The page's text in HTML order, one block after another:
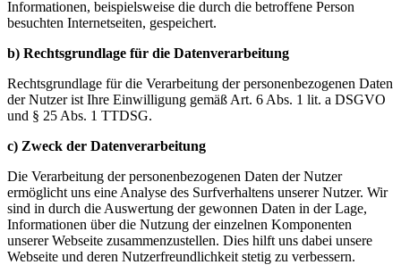
Informationen, beispielsweise die durch die betroffene Person
besuchten Internetseiten, gespeichert.
b) Rechtsgrundlage für die Datenverarbeitung
Rechtsgrundlage für die Verarbeitung der personenbezogenen Daten
der Nutzer ist Ihre Einwilligung gemäß Art. 6 Abs. 1 lit. a DSGVO
und § 25 Abs. 1 TTDSG.
c) Zweck der Datenverarbeitung
Die Verarbeitung der personenbezogenen Daten der Nutzer
ermöglicht uns eine Analyse des Surfverhaltens unserer Nutzer. Wir
sind in durch die Auswertung der gewonnen Daten in der Lage,
Informationen über die Nutzung der einzelnen Komponenten
unserer Webseite zusammenzustellen. Dies hilft uns dabei unsere
Webseite und deren Nutzerfreundlichkeit stetig zu verbessern.